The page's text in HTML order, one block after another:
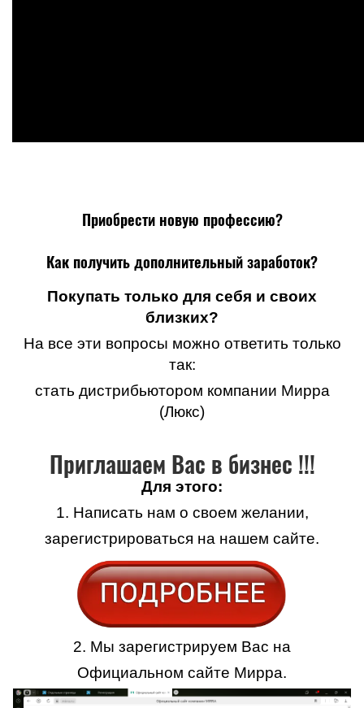
Приобрести новую профессию?
Как получить дополнительный заработок?
Покупать только для себя и своих
близких?
На все эти вопросы можно ответить только
так:
стать дистрибьютором компании Мирра
(Люкс)
Приглашаем Вас в бизнес !!!
Для этого:
1. Написать нам о своем желании,
зарегистрироваться на нашем сайте.
2. Мы зарегистрируем Вас на
Официальном сайте Мирра.